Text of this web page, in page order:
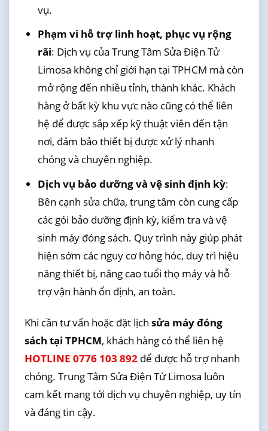
vụ.
Phạm vi hỗ trợ linh hoạt, phục vụ rộng
rãi: Dịch vụ của Trung Tâm Sửa Điện Tử
Limosa không chỉ giới hạn tại TPHCM mà còn
mở rộng đến nhiều tỉnh, thành khác. Khách
hàng ở bất kỳ khu vực nào cũng có thể liên
hệ để được sắp xếp kỹ thuật viên đến tận
nơi, đảm bảo thiết bị được xử lý nhanh
chóng và chuyên nghiệp.
Dịch vụ bảo dưỡng và vệ sinh định kỳ:
Bên cạnh sửa chữa, trung tâm còn cung cấp
các gói bảo dưỡng định kỳ, kiểm tra và vệ
sinh máy đóng sách. Quy trình này giúp phát
hiện sớm các nguy cơ hỏng hóc, duy trì hiệu
năng thiết bị, nâng cao tuổi thọ máy và hỗ
trợ vận hành ổn định, an toàn.
Khi cần tư vấn hoặc đặt lịch sửa máy đóng
sách tại TPHCM, khách hàng có thể liên hệ
HOTLINE 0776 103 892để được hỗ trợ nhanh
chóng. Trung Tâm Sửa Điện Tử Limosa luôn
cam kết mang tới dịch vụ chuyên nghiệp, uy tín
và đáng tin cậy.